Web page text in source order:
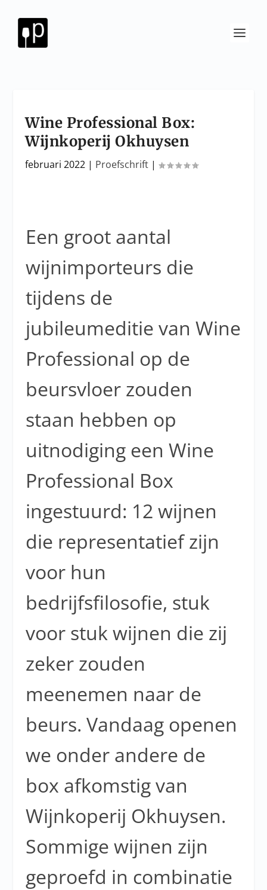
Wine Professional Box:
Wijnkoperij Okhuysen
februari 2022 | Proefschrift |
Een groot aantal
wijnimporteurs die
tijdens de
jubileumeditie van Wine
Professional op de
beursvloer zouden
staan hebben op
uitnodiging een Wine
Professional Box
ingestuurd: 12 wijnen
die representatief zijn
voor hun
bedrijfsfilosofie, stuk
voor stuk wijnen die zij
zeker zouden
meenemen naar de
beurs. Vandaag openen
we onder andere de
box afkomstig van
Wijnkoperij Okhuysen.
Sommige wijnen zijn
geproefd in combinatie